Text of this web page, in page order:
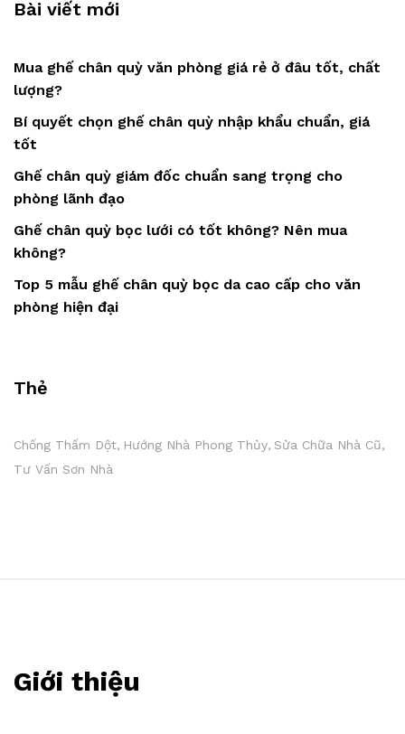
Bài viết mới
Mua ghế chân quỳ văn phòng giá rẻ ở đâu tốt, chất
lượng?
Bí quyết chọn ghế chân quỳ nhập khẩu chuẩn, giá
tốt
Ghế chân quỳ giám đốc chuẩn sang trọng cho
phòng lãnh đạo
Ghế chân quỳ bọc lưới có tốt không? Nên mua
không?
Top 5 mẫu ghế chân quỳ bọc da cao cấp cho văn
phòng hiện đại
Thẻ
Chống Thấm Dột Hướng Nhà Phong Thủy Sửa Chữa Nhà Cũ
Tư Vấn Sơn Nhà
Giới thiệu